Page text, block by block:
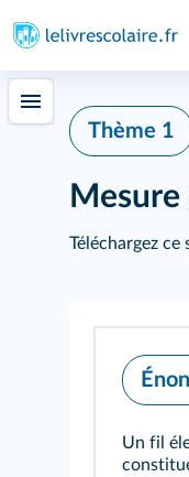
Thème 1
Téléchargez
Un fil